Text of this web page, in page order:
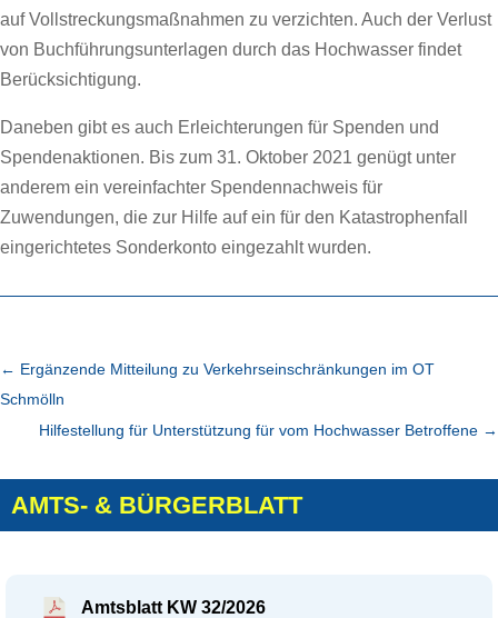
auf Vollstreckungsmaßnahmen zu verzichten. Auch der Verlust
von Buchführungsunterlagen durch das Hochwasser findet
Berücksichtigung.
Daneben gibt es auch Erleichterungen für Spenden und
Spendenaktionen. Bis zum 31. Oktober 2021 genügt unter
anderem ein vereinfachter Spendennachweis für
Zuwendungen, die zur Hilfe auf ein für den Katastrophenfall
eingerichtetes Sonderkonto eingezahlt wurden.
← Ergänzende Mitteilung zu Verkehrseinschränkungen im OT
Schmölln
Hilfestellung für Unterstützung für vom Hochwasser Betroffene →
AMTS- & BÜRGERBLATT
Amtsblatt KW 32/2026